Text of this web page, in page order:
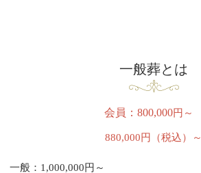
一般葬とは
会員：800,000円～
880,000円（税込）～
一般：1,000,000円～